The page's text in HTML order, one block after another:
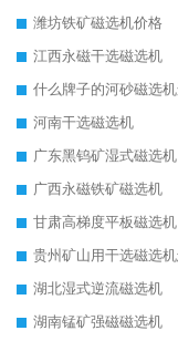
潍坊铁矿磁选机价格
江西永磁干选磁选机
河南干选磁选机
广东黑钨矿湿式磁选机
广西永磁铁矿磁选机
甘肃高梯度平板磁选机
湖北湿式逆流磁选机
湖南锰矿强磁磁选机